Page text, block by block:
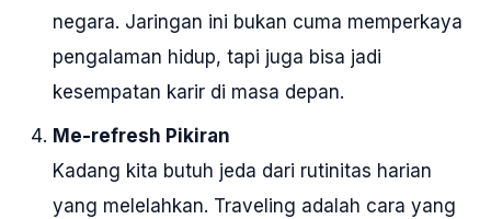
negara. Jaringan ini bukan cuma memperkaya
pengalaman hidup, tapi juga bisa jadi
kesempatan karir di masa depan.
Me-refresh Pikiran
Kadang kita butuh jeda dari rutinitas harian
yang melelahkan. Traveling adalah cara yang